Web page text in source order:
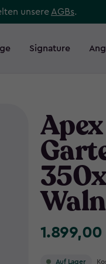
unsere AGBs.
Signature
Apex
1.899,00
Auf Lager